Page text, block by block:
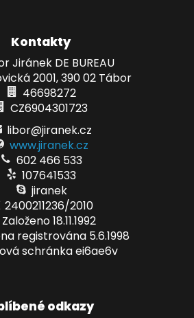
Kontakty
Jiránek DE BUREAU
2001, 390 02 Tábor
46698272
CZ6904301723
libor@jiranek.cz
www.jiranek.cz
602 466 533
107641533
jiranek
2400211236/2010
Založeno 18.11.1992
registrována 5.6.1998
schránka ei6ae6v
odkazy